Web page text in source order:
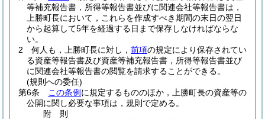
等補充報告書，所得等報告書並びに関連会社等報告書は，
上勝町長において，これらを作成すべき期間の末日の翌日
から起算して5年を経過する日まで保存しなければならな
い。
2
何人も，上勝町長に対し， 前項の規定により保存されてい
る資産等報告書及び資産等補充報告書，所得等報告書並び
に関連会社等報告書の閲覧を請求することができる。
(規則への委任)
第6条
この条例 に規定するもののほか，上勝町長の資産等の
公開に関し必要な事項は，規則で定める。
附 則